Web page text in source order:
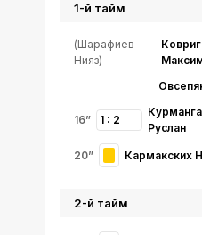
(Шарафиев
Нияз)
16” 1 : 2
Руслан
20” Кармакских
1-й тайм
2-й тайм